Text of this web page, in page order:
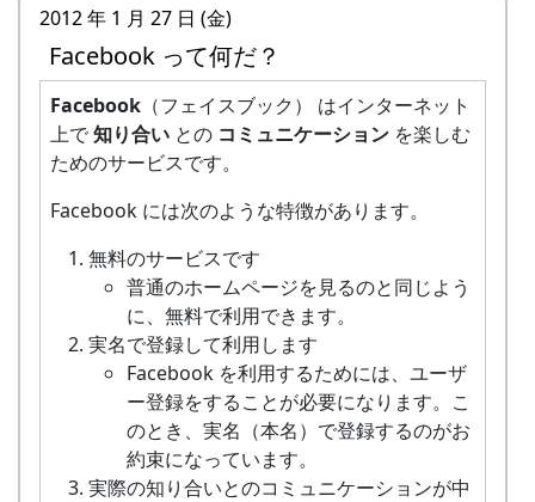
○○さんのラウベと菜園。綺麗に整備して使って
下さっています。
フォト・コンテスト
岩座神を題材にした写真のコンテスト
（豪華賞品付き？）
岩座神ネットで受付けて、閲覧者による
公開審査？
岩座神自然学校
三日の学校
兵庫県立大学の学生さんによるプロジェ
クト
それぞれ、詳細がかたまり次第、改めて正式に発
表いたします。お楽しみに。
2012 年 1 月 27 日 (金)
Facebook って何だ？
Facebook （フェイスブック） はインターネット
上で知り合い との コミュニケーション を楽しむ
ためのサービスです。
Facebook には次のような特徴があります。
無料のサービスです
普通のホームページを見るのと同じよう
に、無料で利用できます。
実名で登録して利用します
Facebook を利用するためには、ユーザ
ー登録をすることが必要になります。こ
のとき、実名（本名）で登録するのがお
約束になっています。
実際の知り合いとのコミュニケーションが中